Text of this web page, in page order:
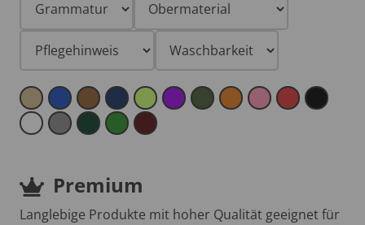
Premium
Langlebige Produkte mit hoher Qualität geeignet für